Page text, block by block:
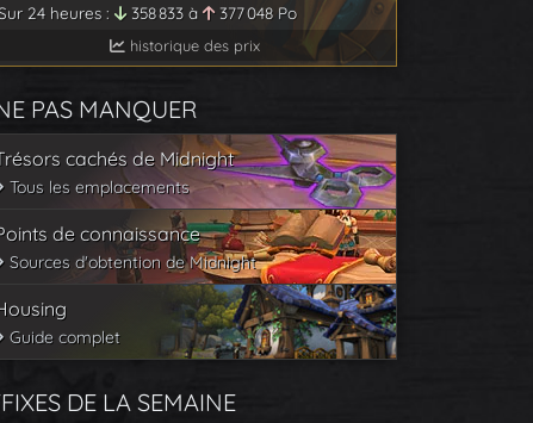
24 heures :
358 833 à 377 048 Po
historique des prix
PAS MANQUER
cachés de Midnight
Tous les emplacements
de connaissance
Sources d'obtention de Midnight
Guide complet
DE LA SEMAINE